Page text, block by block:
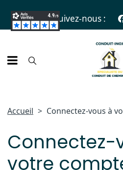
Suivez-nous :
Accueil Connectez-vous à
Connectez-
votre